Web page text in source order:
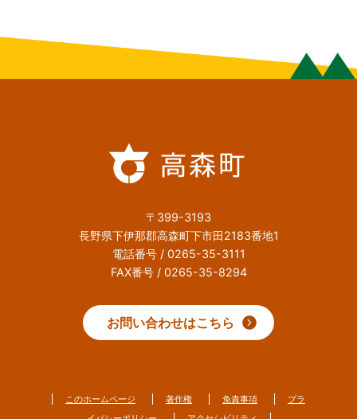
〒399-3193
長野県下伊那郡高森町下市田2183番地1
電話番号 / 0265-35-3111
FAX番号 / 0265-35-8294
お問い合わせはこちら
このホームページ 著作権 免責事項
プラ